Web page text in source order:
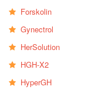
Forskolin
Gynectrol
HerSolution
HGH-X2
HyperGH